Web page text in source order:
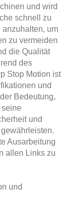
und wird
schnell zu
um
zu vermeiden
die Qualität
des
Stop Motion ist
und
Bedeutung,
und
Ausarbeitung
allen Links zu
und